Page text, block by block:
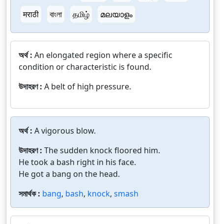
मराठी
বাংলা தமிழ் മലയാളം
অর্থ : An elongated region where a specific
condition or characteristic is found.
উদাহরণ : A belt of high pressure.
অর্থ : A vigorous blow.
উদাহরণ : The sudden knock floored him.
He took a bash right in his face.
He got a bang on the head.
সমার্থক : bang, bash, knock, smash